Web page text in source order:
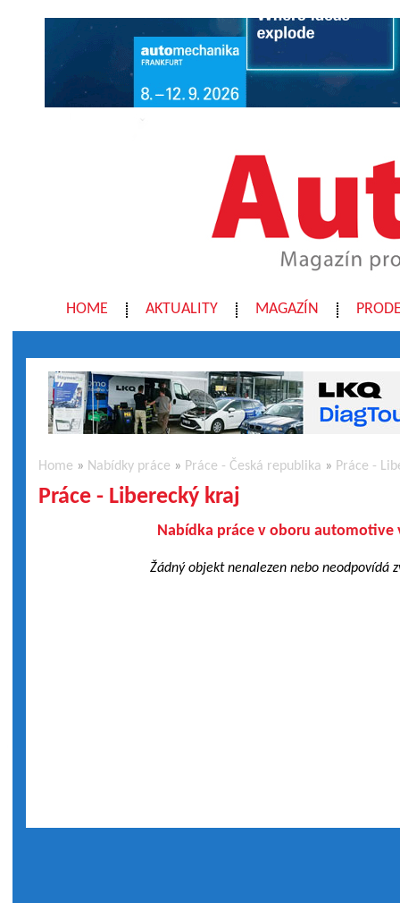
HOME AKTUALITY MAGAZÍN
Home » Nabídky práce » Práce - Česká republika » Práce -
Práce - Liberecký kraj
Nabídka práce v oboru automotive
Žádný objekt nenalezen nebo neodpovídá